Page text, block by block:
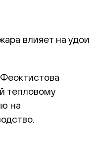
влияет на удои
тепловому
на